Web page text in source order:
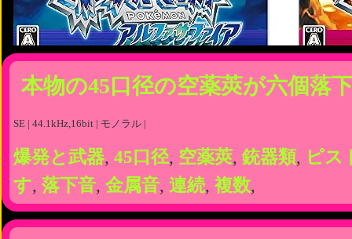
本物の45口径の空薬莢が六個落
SE | 44.1kHz,16bit | モノラル |
爆発と武器, 45口径, 空薬莢, 銃器類, ピス
す, 落下音, 金属音, 連続, 複数,